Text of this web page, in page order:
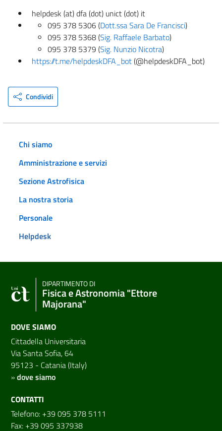
helpdesk (at) dfa (dot) unict (dot) it
095 378 5306 (Dott.ssa Sara De Francisci)
095 378 5368 (Sig. Raffaele Barbato)
095 378 5379 (Sig. Nunzio Nicotra)
https://t.me/helpdeskDFA_bot(@helpdeskDFA_bot)
Condividi
Chi siamo
Amministrazione e servizi
Sezione Astrofisica
La nostra storia
Personale
Helpdesk
DIPARTIMENTO DI
Fisica e Astronomia "Ettore
Majorana"
DOVE SIAMO
Cittadella Universitaria
Via Santa Sofia, 64
95123 - Catania (Italy)
»dove siamo
CONTATTI
Telefono: +39 095 378 5111
Fax: +39 095 337938